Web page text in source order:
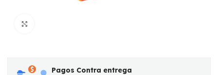
Pagos Contra entrega